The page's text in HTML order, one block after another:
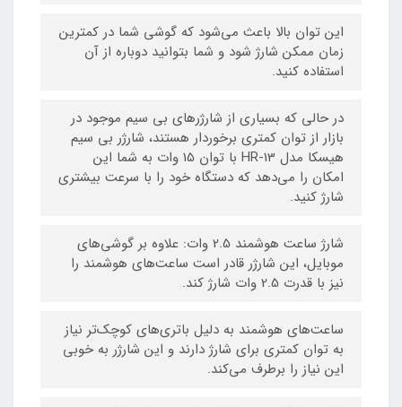
این توان بالا باعث می‌شود که گوشی شما در کمترین
زمان ممکن شارژ شود و شما بتوانید دوباره از آن
استفاده کنید.
در حالی که بسیاری از شارژرهای بی سیم موجود در
بازار از توان کمتری برخوردار هستند، شارژر بی سیم
هیسکا مدل HR-13 با توان 15 وات به شما این
امکان را می‌دهد که دستگاه خود را با سرعت بیشتری
شارژ کنید.
شارژ ساعت هوشمند 2.5 وات: علاوه بر گوشی‌های
موبایل، این شارژر قادر است ساعت‌های هوشمند را
نیز با قدرت 2.5 وات شارژ کند.
ساعت‌های هوشمند به دلیل باتری‌های کوچک‌تر نیاز
به توان کمتری برای شارژ دارند و این شارژر به خوبی
این نیاز را برطرف می‌کند.